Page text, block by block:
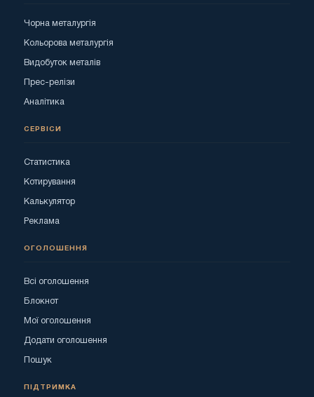
Чорна металургія
Кольорова металургія
Видобуток металів
Прес-релізи
Аналітика
СЕРВІСИ
Статистика
Котирування
Калькулятор
Реклама
ОГОЛОШЕННЯ
Всі оголошення
Блокнот
Мої оголошення
Додати оголошення
Пошук
ПІДТРИМКА